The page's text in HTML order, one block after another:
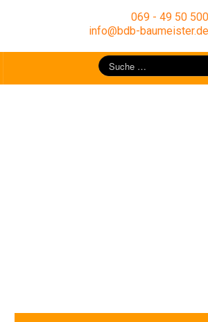
069 - 49 50 500
info@bdb-baumeister.de